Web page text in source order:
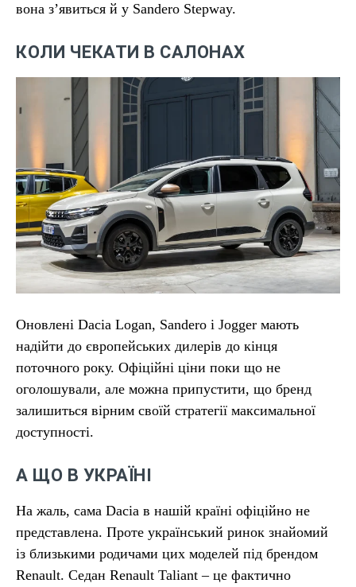
вона з’явиться й у Sandero Stepway.
КОЛИ ЧЕКАТИ В САЛОНАХ
Оновлені Dacia Logan, Sandero і Jogger мають
надійти до європейських дилерів до кінця
поточного року. Офіційні ціни поки що не
оголошували, але можна припустити, що бренд
залишиться вірним своїй стратегії максимальної
доступності.
А ЩО В УКРАЇНІ
На жаль, сама Dacia в нашій країні офіційно не
представлена. Проте український ринок знайомий
із близькими родичами цих моделей під брендом
Renault. Седан Renault Taliant – це фактично